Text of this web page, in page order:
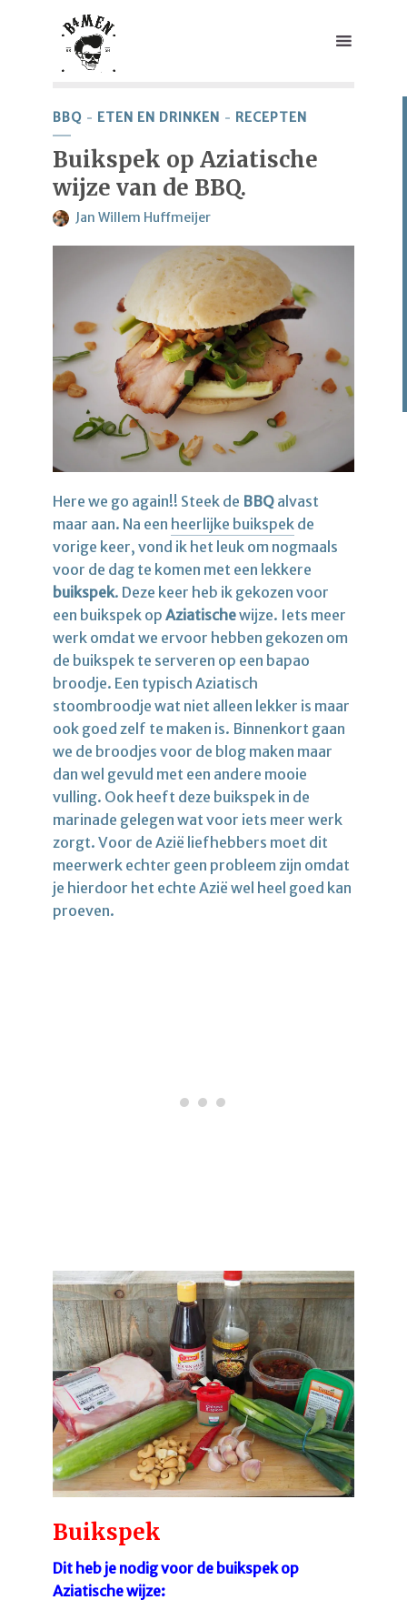
BBQ ETEN EN DRINKEN RECEPTEN
Buikspek op Aziatische
wijze van de BBQ.
Jan Willem Huffmeijer
Here we go again!! Steek de BBQ alvast
maar aan. Na een heerlijke buikspek de
vorige keer, vond ik het leuk om nogmaals
voor de dag te komen met een lekkere
buikspek. Deze keer heb ik gekozen voor
een buikspek op Aziatischewijze. Iets meer
werk omdat we ervoor hebben gekozen om
de buikspek te serveren op een bapao
broodje. Een typisch Aziatisch
stoombroodje wat niet alleen lekker is maar
ook goed zelf te maken is. Binnenkort gaan
we de broodjes voor de blog maken maar
dan wel gevuld met een andere mooie
vulling. Ook heeft deze buikspek in de
marinade gelegen wat voor iets meer werk
zorgt. Voor de Azië liefhebbers moet dit
meerwerk echter geen probleem zijn omdat
je hierdoor het echte Azië wel heel goed kan
proeven.
Buikspek
Dit heb je nodig voor de buikspek op
Aziatische wijze: